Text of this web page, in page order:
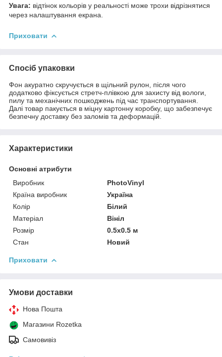
Увага: відтінок кольорів у реальності може трохи відрізнятися
через налаштування екрана.
Приховати
Спосіб упаковки
Фон акуратно скручується в щільний рулон, після чого
додатково фіксується стретч-плівкою для захисту від вологи,
пилу та механічних пошкоджень під час транспортування.
Далі товар пакується в міцну картонну коробку, що забезпечує
безпечну доставку без заломів та деформацій.
Характеристики
Основні атрибути
Виробник
PhotoVinyl
Країна виробник
Україна
Колір
Білий
Матеріал
Вініл
Розмір
0.5x0.5 м
Стан
Новий
Приховати
Умови доставки
Нова Пошта
Магазини Rozetka
Самовивіз